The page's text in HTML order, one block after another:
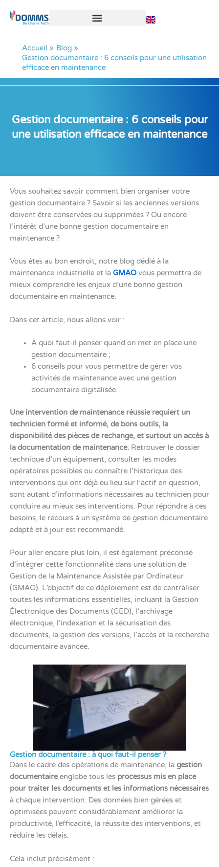
Accueil
Blog
Gestion documentaire : 6 conseils pour une utilisation
efficace en maintenance
Gestion documentaire : 6 conseils pour
une utilisation efficace en maintenance
Vous souhaitez savoir comment bien organiser votre
gestion documentaire ? Savoir si les anciennes versions
doivent être conservées ou supprimées ? Ou encore
l’intérêt d’une bonne gestion documentaire en
maintenance ?
Vous êtes au bon endroit, notre blog dédié à la
maintenance industrielle et la GMAO vous permettra de
mieux comprendre les enjeux d’une bonne gestion
documentaire en maintenance.
Dans cet article, nous allons voir :
À quoi faut-il penser quand on met en place une
gestion documentaire ;
6 conseils pour vous permettre de gérer vos
activités de maintenance avec une gestion
documentaire digitalisée.
Une intervention de maintenance réussie requiert un
technicien formé et informé, de bons outils, la
disponibilité des pièces de rechange, et surtout un accès à
la documentation de maintenance. Retrouver le dossier
technique d’un équipement, consulter les modes
opératoires possibles ou connaître l’historique des
interventions qui ont déjà eu lieu sur l’actif en question,
sont autant d’informations nécessaires au technicien pour
conduire au mieux ses interventions. Pour répondre à ces
besoins, le recours à un système de gestion documentaire
adapté et à jour est recommandé.
Pour aller encore plus loin, il est également préconisé
d’intégrer cette fonctionnalité dans une solution de
Gestion de la Maintenance Assistée par Ordinateur
(GMAO). L’objectif de ce déploiement est de centraliser
toutes les informations essentielles, incluant la Gestion
Électronique des Documents (GED), l’archivage
électronique, l’indexation et la sécurisation des
documents, la gestion des versions, l’accès et la recherche
documentaire avancée.
Gestion documentaire : à quoi faut-il penser ?
Dans le cadre des opérations de maintenance, la gestion
documentaireenglobe tous les processus mis en place
pour traiter les documents et les informations nécessaires
à chaque intervention. Des données bien gérées et
optimisées peuvent considérablement améliorer la
productivité, l’efficacité, la réussite des interventions, et
réduire les délais.
Cela inclut précisément :